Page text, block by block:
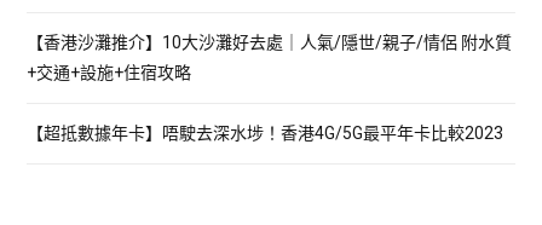
【香港沙灘推介】10大沙灘好去處｜人氣/隱世/親子/情侶 附水質
+交通+設施+住宿攻略
【超抵數據年卡】唔駛去深水埗！香港4G/5G最平年卡比較2023